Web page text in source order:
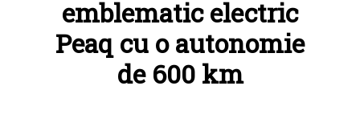
emblematic electric
Peaq cu o autonomie
de 600 km